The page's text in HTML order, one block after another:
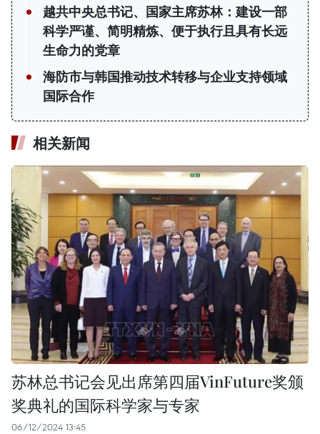
越共中央总书记、国家主席苏林：建设一部
科学严谨、简明精炼、便于执行且具有长远
生命力的党章
海防市与韩国推动技术转移与企业支持领域
国际合作
相关新闻
苏林总书记会见出席第四届VinFuture奖颁
奖典礼的国际科学家与专家
06/12/2024 13:45